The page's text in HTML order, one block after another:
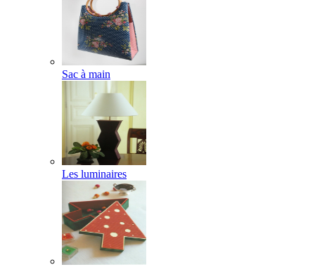
Sac à main
Les luminaires